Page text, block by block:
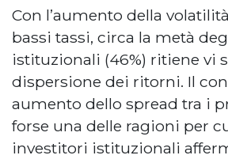
Con l’aumento della
bassi tassi, circa la metà
istituzionali (46%) ritiene vi
dispersione dei ritorni. Il
aumento dello spread tra i
forse una delle ragioni per
investitori istituzionali